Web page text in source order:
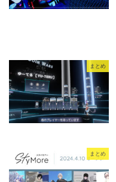
まとめ
まとめ